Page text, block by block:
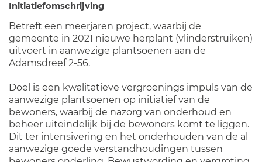
Initiatiefomschrijving
Betreft een meerjaren project, waarbij de
gemeente in 2021 nieuwe herplant (vlinderstruiken)
uitvoert in aanwezige plantsoenen aan de
Adamsdreef 2-56.
Doel is een kwalitatieve vergroenings impuls van de
aanwezige plantsoenen op initiatief van de
bewoners, waarbij de nazorg van onderhoud en
beheer uiteindelijk bij de bewoners komt te liggen.
Dit ter intensivering en het onderhouden van de al
aanwezige goede verstandhoudingen tussen